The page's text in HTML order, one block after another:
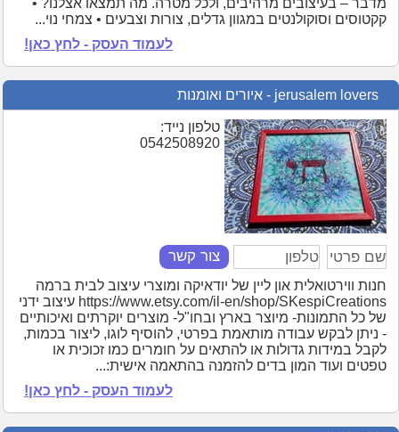
מדבר – בעיצובים מרהיבים, ולכל מטרה. מה תמצאו אצלנו? •
קקטוסים וסוקולנטים במגוון גדלים, צורות וצבעים • צמחי נוי...
לעמוד העסק - לחץ כאן!
jerusalem lovers - איורים ואומנות
טלפון נייד:
0542508920
צור קשר
חנות ווירטואלית און ליין של יודאיקה ומוצרי עיצוב לבית ברמה
https://www.etsy.com/il-en/shop/SKespiCreations עיצוב ידני
של כל התמונות- מיוצר בארץ ובחו"ל- מוצרים יוקרתים ואיכותיים
- ניתן לבקש עבודה מותאמת בפרטי, להוסיף לוגו, ליצור בכמות,
לקבל במידות גדולות או להתאים על חומרים כמו זכוכית או
טפטים ועוד המון בדים להזמנה בהתאמה אישית:...
לעמוד העסק - לחץ כאן!